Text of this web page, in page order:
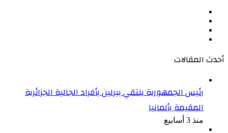
أحدث المقالات
رئيس الجمهورية يلتقي ببرلين بأفراد الجالية الجزائرية
المقيمة بألمانيا
منذ 3 أسابيع